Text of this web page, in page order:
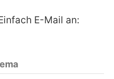
E-Mail an: